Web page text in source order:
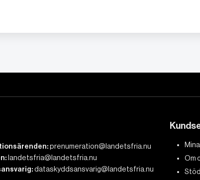
prenumeration@landetsfria.nu
landetsfria@landetsfria.nu
dataskyddsansvarig@landetsfria.nu
Om